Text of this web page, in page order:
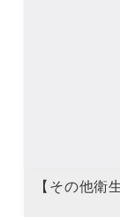
【その他衛